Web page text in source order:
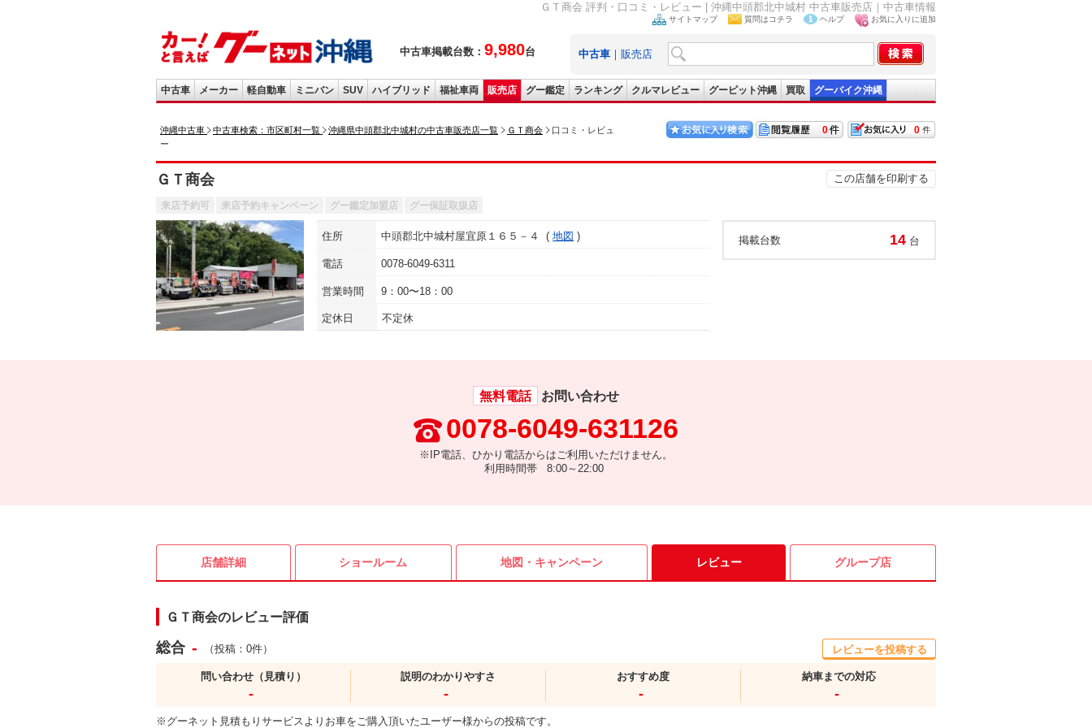
ＧＴ商会 評判・口コミ・レビュー | 沖縄中頭郡北中城村 中古車販売店｜中古車情報
中古車掲載台数： 9,980台
サイトマップ 質問はコチラ ヘルプ お気に入りに追加
中古車 ｜ 販売店
中古車 メーカー 軽自動車 ミニバン SUV ハイブリッド 福祉車両 販売店 グー鑑定 ランキング クルマレビュー グーピット沖縄 買取 グーバイク沖縄
沖縄中古車 中古車検索：市区町村一覧 沖縄県中頭郡北中城村の中古車販売店一覧 ＧＴ商会
口コミ・レビュ
ー
0
0
ＧＴ商会 この店舗を印刷する
来店予約可 来店予約キャンペーン グー鑑定加盟店 グー保証取扱店
住所 中頭郡北中城村屋宜原１６５－４ 地図
電話 0078-6049-6311
営業時間 9：00〜18：00
定休日 不定休
掲載台数 14 台
無料電話 お問い合わせ
0078-6049-631126
※IP電話、ひかり電話からはご利用いただけません。
利用時間帯 8:00～22:00
店舗詳細 ショールーム 地図・ キャンペーン レビュー グループ店
ＧＴ商会のレビュー評価
総合 - （投稿：0件）
問い合わせ（見積り）
-
説明のわかりやすさ
-
おすすめ度
-
納車までの対応
-
※グーネット見積もりサービスよりお車をご購入頂いたユーザー様からの投稿です。
レビューを投稿する